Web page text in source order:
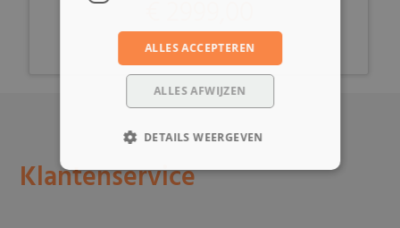
Klantenservice
ALLES ACCEPTEREN
ALLES AFWIJZEN
DETAILS WEERGEVEN